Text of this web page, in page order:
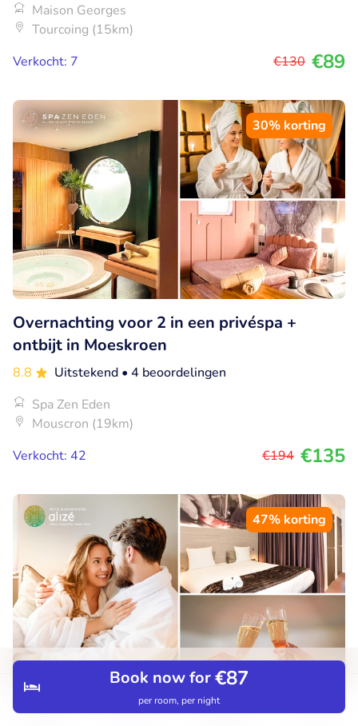
Search Bookings
Book now for€87
per room, per night
Maison Georges
Tourcoing (15km)
Verkocht: 7
€130 €89
30% korting
Overnachting voor 2 in een privéspa +
ontbijt in Moeskroen
8.8 Uitstekend • 4 beoordelingen
Spa Zen Eden
Mouscron (19km)
Verkocht: 42
€194 €135
47% korting
Overnachting voor 2 + ontbijt +